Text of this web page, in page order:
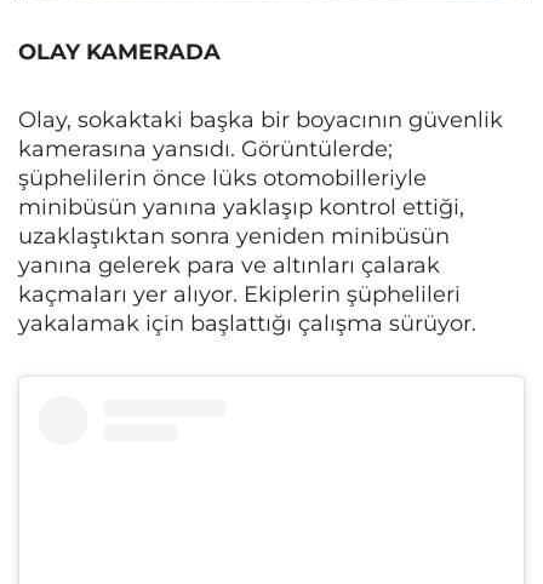
OLAY KAMERADA
Olay, sokaktaki başka bir boyacının güvenlik
kamerasına yansıdı. Görüntülerde;
şüphelilerin önce lüks otomobilleriyle
minibüsün yanına yaklaşıp kontrol ettiği,
uzaklaştıktan sonra yeniden minibüsün
yanına gelerek para ve altınları çalarak
kaçmaları yer alıyor. Ekiplerin şüphelileri
yakalamak için başlattığı çalışma sürüyor.